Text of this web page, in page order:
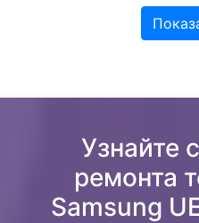
Узнайте
ремонта
Samsung